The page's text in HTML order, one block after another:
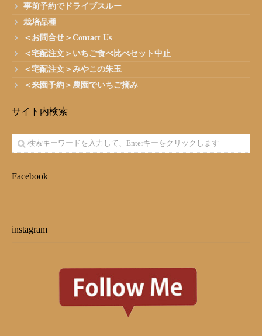
事前予約でドライブスルー
栽培品種
＜お問合せ＞Contact Us
＜宅配注文＞いちご食べ比べセット中止
＜宅配注文＞みやこの朱玉
＜来園予約＞農園でいちご摘み
サイト内検索
Facebook
instagram